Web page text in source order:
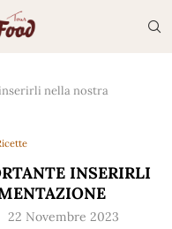
nella nostra
INSERIRLI
22 Novembre 2023